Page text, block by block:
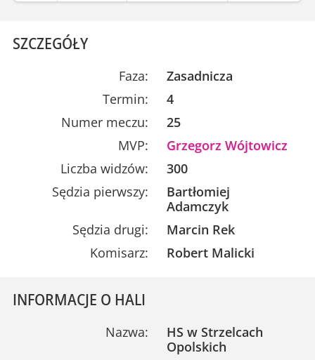
SZCZEGÓŁY
Faza:
Zasadnicza
Termin:
4
Numer meczu:
25
MVP:
Grzegorz Wójtowicz
Liczba widzów:
300
Sędzia pierwszy:
Bartłomiej
Adamczyk
Sędzia drugi:
Marcin Rek
Komisarz:
Robert Malicki
INFORMACJE O HALI
Nazwa:
HS w Strzelcach
Opolskich